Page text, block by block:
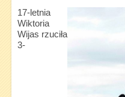
17-letnia
Wiktoria
Wijas rzuciła
3-